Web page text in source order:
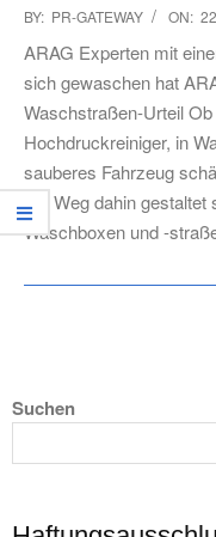
2024-
11-
22
BY: PR-GATEWAY ON:
ARAG Experten mit
sich gewaschen hat
Waschstraßen-Urteil
Hochdruckreiniger, in
sauberes Fahrzeug
der Weg dahin gestaltet
Waschboxen und -
Suchen